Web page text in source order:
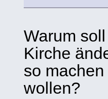
Warum
Kirche
so
wollen?